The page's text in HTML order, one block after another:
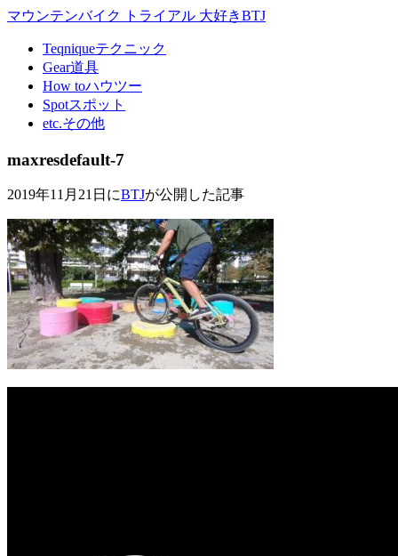
マウンテンバイク トライアル 大好きBTJ
Teqniqueテクニック
Gear道具
How toハウツー
Spotスポット
etc.その他
maxresdefault-7
2019年11月21日にBTJが公開した記事